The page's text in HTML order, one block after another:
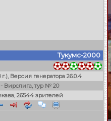
Тукумс-2000
Версия генератора 26.0.4
Вирслига, тур № 20
26544 зрителей